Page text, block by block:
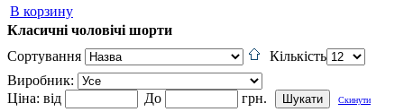
В корзину
Класичні чоловічі шорти
Сортування
Кількість
Виробник:
Ціна: від До грн.
Скинути